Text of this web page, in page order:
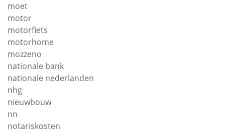
moet
motor
motorfiets
motorhome
mozzeno
nationale bank
nationale nederlanden
nhg
nieuwbouw
nn
notariskosten